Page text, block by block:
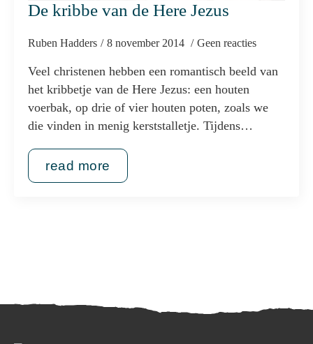
De kribbe van de Here Jezus
Ruben Hadders 8 november 2014 Geen reacties
Veel christenen hebben een romantisch beeld van
het kribbetje van de Here Jezus: een houten
voerbak, op drie of vier houten poten, zoals we
die vinden in menig kerststalletje. Tijdens…
read more